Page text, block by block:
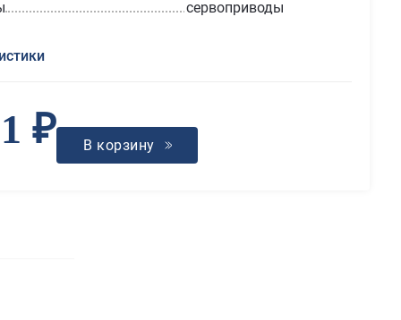
сервоприводы
₽ В корзину